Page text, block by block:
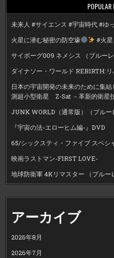
POPULAR
未来人 #サイエンス #宇宙時代 #ゆ
火星に潜む秘密の防空壕
#火
サイボーグ009 ネメシス （ブルーレ
ダイナソー・ワールド REBIRTH:リ
日本の宇宙開発の未来のために集
測超小型衛星 Z-Sat －革新的衛星
JUNK WORLD（通常版）（ブルー
『宇宙の法-エローヒム編-』DVD
65/シックスティ・ファイブ スペシ
映画ラストマン-FIRST LOVE-
地球防衛軍 4Kリマスター （ブルー
アーカイブ
2026年8月
2026年7月